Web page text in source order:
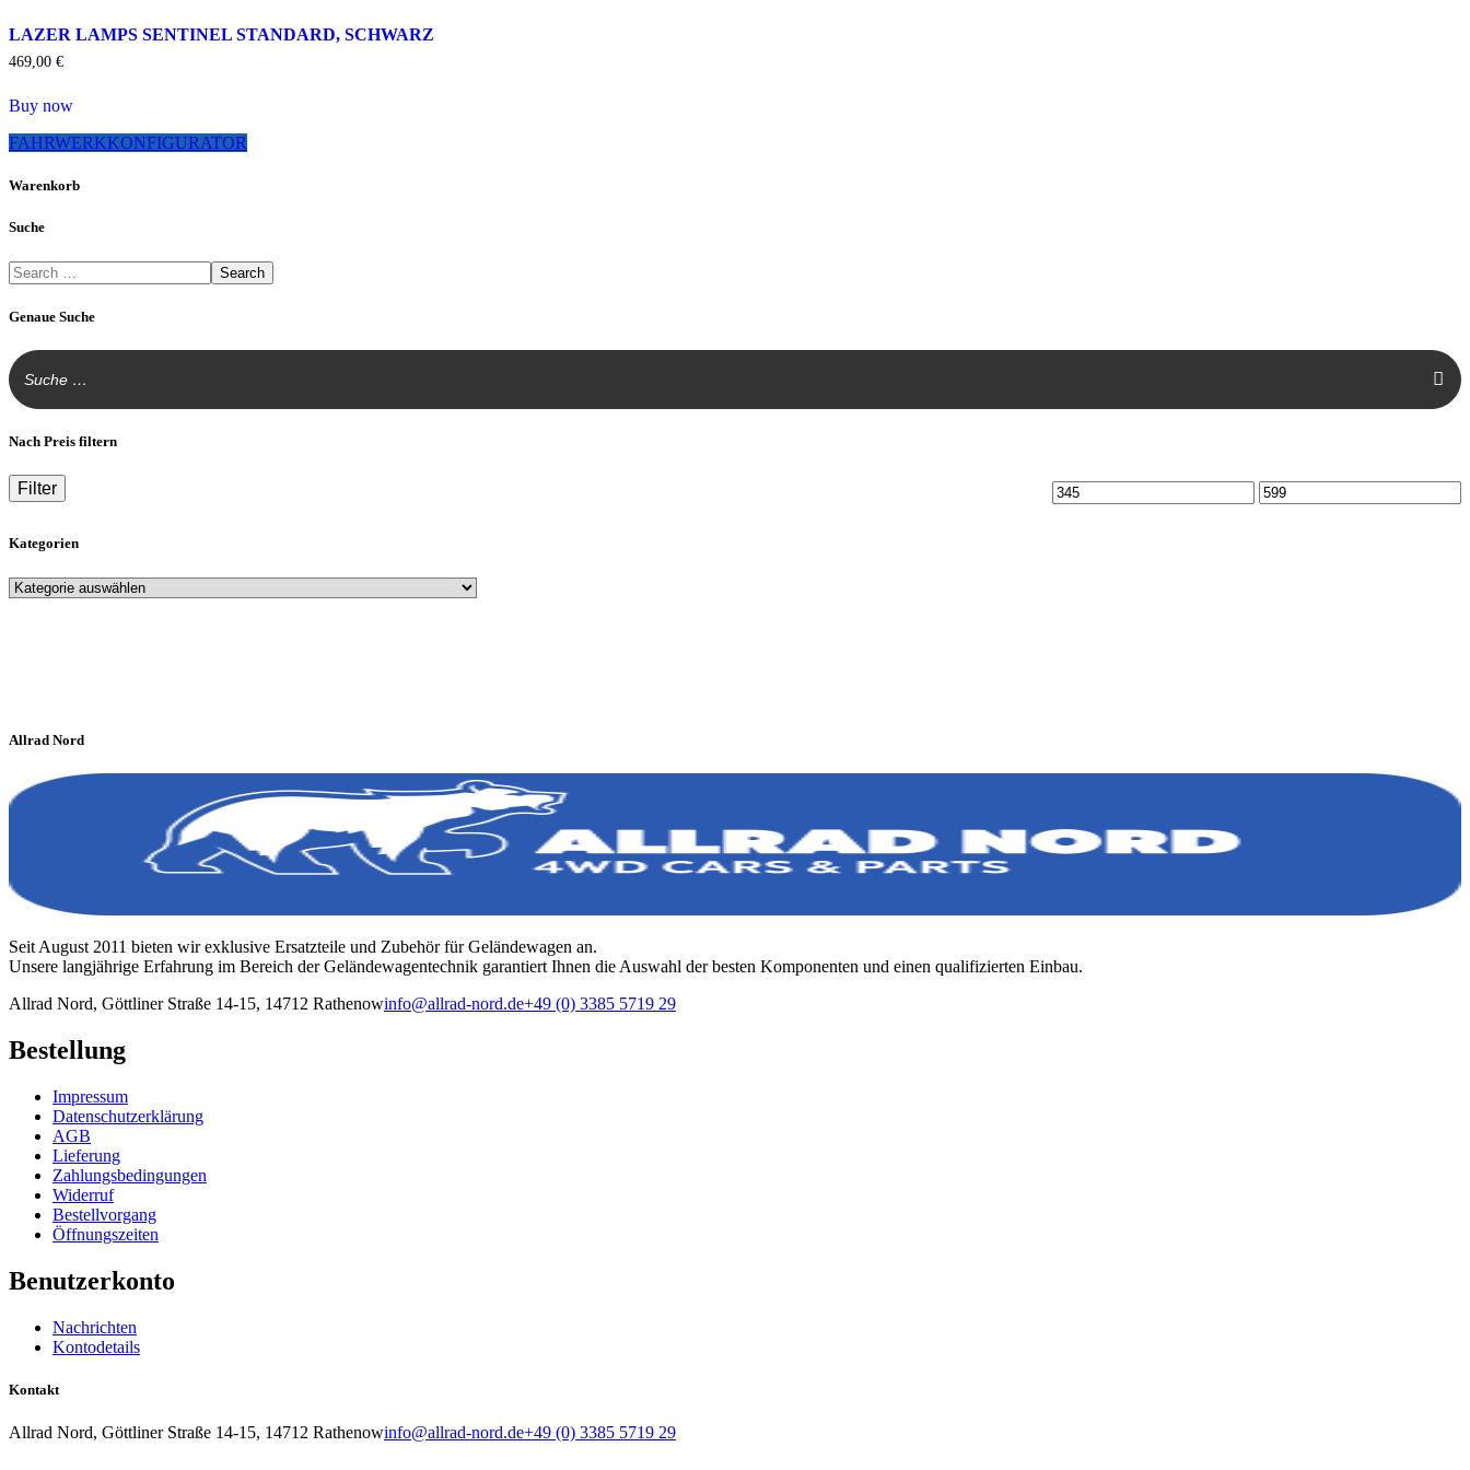
LAZER LAMPS SENTINEL STANDARD, SCHWARZ
469,00 €
Buy now
FAHRWERKKONFIGURATOR
Warenkorb
Suche
Search
Genaue Suche
Nach Preis filtern
Min. Max.
Filter
Kategorien
Allrad Nord
Seit August 2011 bieten wir exklusive Ersatzteile und Zubehör für Geländewagen an.
Unsere langjährige Erfahrung im Bereich der Geländewagentechnik garantiert Ihnen die Auswahl der besten Komponenten und einen qualifizierten Einbau.
Allrad Nord, Göttliner Straße 14-15, 14712 Rathenowinfo@allrad-nord.de+49 (0) 3385 5719 29
Bestellung
Impressum
Datenschutzerklärung
AGB
Lieferung
Zahlungsbedingungen
Widerruf
Bestellvorgang
Öffnungszeiten
Benutzerkonto
Nachrichten
Kontodetails
Kontakt
Allrad Nord, Göttliner Straße 14-15, 14712 Rathenowinfo@allrad-nord.de+49 (0) 3385 5719 29